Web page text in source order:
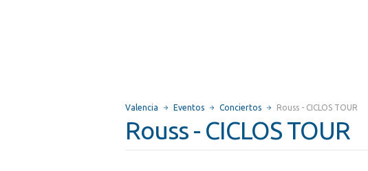
Valencia Eventos Conciertos Rouss - CICLOS TOUR
Rouss - CICLOS TOUR